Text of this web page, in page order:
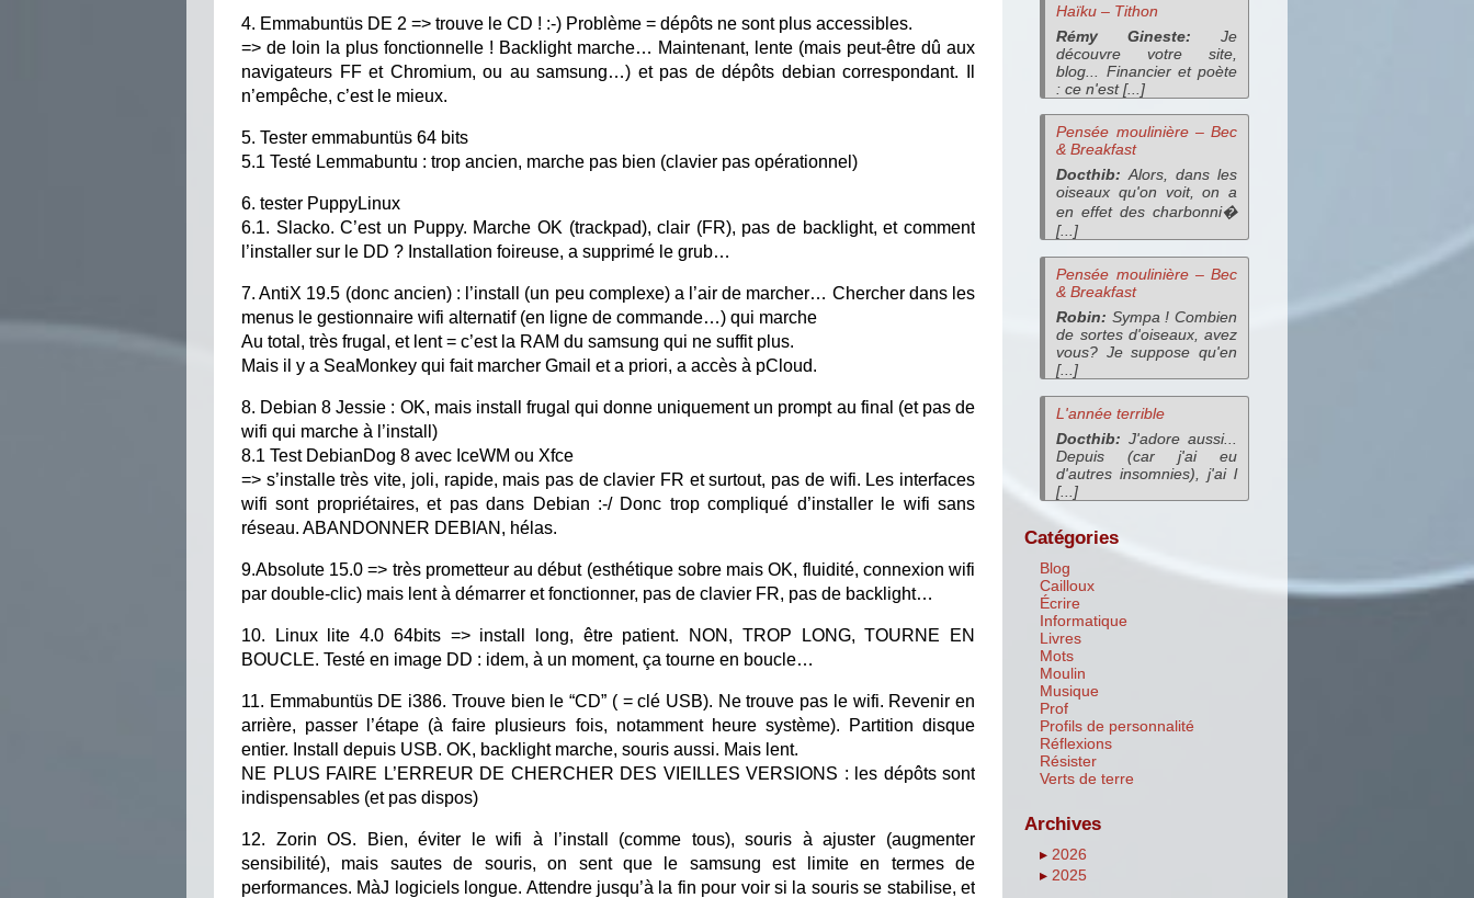
4. Emmabuntüs DE 2 => trouve le CD ! :-) Problème = dépôts ne sont plus accessibles.
=> de loin la plus fonctionnelle ! Backlight marche… Maintenant, lente (mais peut-être dû aux
navigateurs FF et Chromium, ou au samsung…) et pas de dépôts debian correspondant. Il
n’empêche, c’est le mieux.
5. Tester emmabuntüs 64 bits
5.1 Testé Lemmabuntu : trop ancien, marche pas bien (clavier pas opérationnel)
6. tester PuppyLinux
6.1. Slacko. C’est un Puppy. Marche OK (trackpad), clair (FR), pas de backlight, et comment
l’installer sur le DD ? Installation foireuse, a supprimé le grub…
7. AntiX 19.5 (donc ancien) : l’install (un peu complexe) a l’air de marcher… Chercher dans les
menus le gestionnaire wifi alternatif (en ligne de commande…) qui marche
Au total, très frugal, et lent = c’est la RAM du samsung qui ne suffit plus.
Mais il y a SeaMonkey qui fait marcher Gmail et a priori, a accès à pCloud.
8. Debian 8 Jessie : OK, mais install frugal qui donne uniquement un prompt au final (et pas de
wifi qui marche à l’install)
8.1 Test DebianDog 8 avec IceWM ou Xfce
=> s’installe très vite, joli, rapide, mais pas de clavier FR et surtout, pas de wifi. Les interfaces
wifi sont propriétaires, et pas dans Debian :-/ Donc trop compliqué d’installer le wifi sans
réseau. ABANDONNER DEBIAN, hélas.
9.Absolute 15.0 => très prometteur au début (esthétique sobre mais OK, fluidité, connexion wifi
par double-clic) mais lent à démarrer et fonctionner, pas de clavier FR, pas de backlight…
10. Linux lite 4.0 64bits => install long, être patient. NON, TROP LONG, TOURNE EN
BOUCLE. Testé en image DD : idem, à un moment, ça tourne en boucle…
11. Emmabuntüs DE i386. Trouve bien le “CD” ( = clé USB). Ne trouve pas le wifi. Revenir en
arrière, passer l’étape (à faire plusieurs fois, notamment heure système). Partition disque
entier. Install depuis USB. OK, backlight marche, souris aussi. Mais lent.
NE PLUS FAIRE L’ERREUR DE CHERCHER DES VIEILLES VERSIONS : les dépôts sont
indispensables (et pas dispos)
12. Zorin OS. Bien, éviter le wifi à l’install (comme tous), souris à ajuster (augmenter
sensibilité), mais sautes de souris, on sent que le samsung est limite en termes de
performances. MàJ logiciels longue. Attendre jusqu’à la fin pour voir si la souris se stabilise, et
Haïku – Tithon
Rémy Gineste: Je
découvre votre site,
blog... Financier et poète
: ce n'est [...]
Pensée moulinière – Bec
& Breakfast
Docthib: Alors, dans les
oiseaux qu'on voit, on a
en effet des charbonni�
[...]
Pensée moulinière – Bec
& Breakfast
Robin: Sympa ! Combien
de sortes d'oiseaux, avez
vous? Je suppose qu'en
[...]
L'année terrible
Docthib: J'adore aussi...
Depuis (car j'ai eu
d'autres insomnies), j'ai l
[...]
Catégories
Blog
Cailloux
Écrire
Informatique
Livres
Mots
Moulin
Musique
Prof
Profils de personnalité
Réflexions
Résister
Verts de terre
Archives
▸2026
▸2025